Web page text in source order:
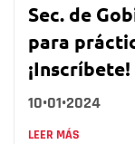
Sec. de
para
¡Inscríbete!
10•01•2024
LEER MÁS